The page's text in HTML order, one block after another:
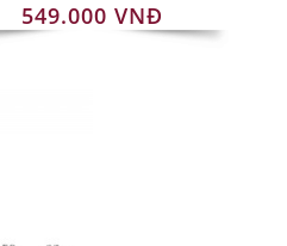
549.000 VNĐ